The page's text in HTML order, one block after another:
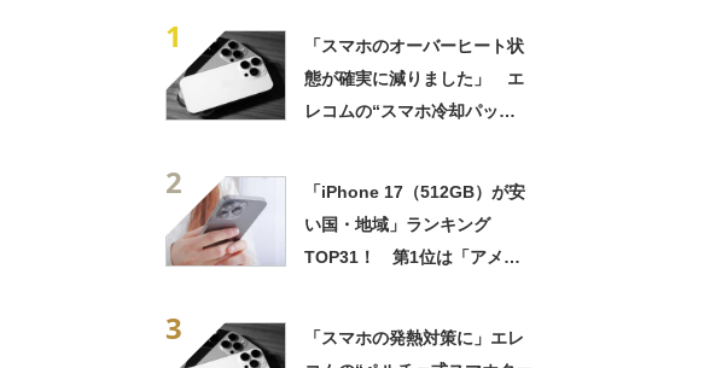
1
「スマホのオーバーヒート状
態が確実に減りました」 エ
レコムの“スマホ冷却パッ
2
「iPhone 17（512GB）が安
い国・地域」ランキング
TOP31！ 第1位は「アメリ
3
「スマホの発熱対策に」エレ